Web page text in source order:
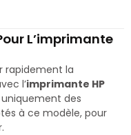
L’imprimante
rapidement la
l’imprimante HP
des
à ce modèle, pour